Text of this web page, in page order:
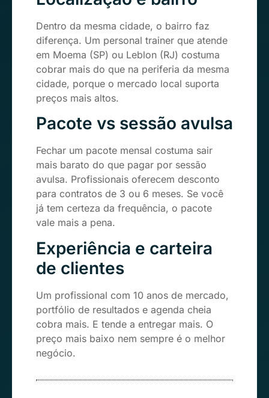
Dentro da mesma cidade, o bairro faz
diferença. Um personal trainer que atende
em Moema (SP) ou Leblon (RJ) costuma
cobrar mais do que na periferia da mesma
cidade, porque o mercado local suporta
preços mais altos.
Pacote vs sessão avulsa
Fechar um pacote mensal costuma sair
mais barato do que pagar por sessão
avulsa. Profissionais oferecem desconto
para contratos de 3 ou 6 meses. Se você
já tem certeza da frequência, o pacote
vale mais a pena.
Experiência e carteira
de clientes
Um profissional com 10 anos de mercado,
portfólio de resultados e agenda cheia
cobra mais. E tende a entregar mais. O
preço mais baixo nem sempre é o melhor
negócio.